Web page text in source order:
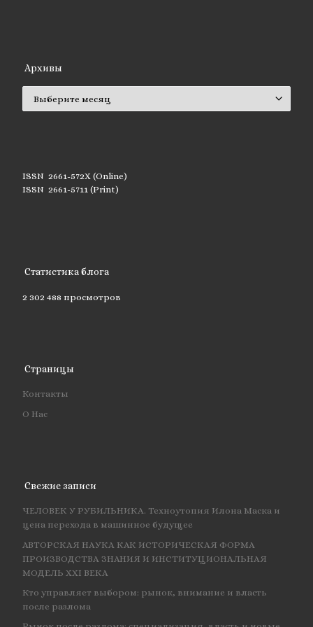
Архивы
ISSN 2661-572X (Online)
ISSN 2661-5711 (Print)
Статистика блога
2 302 488 просмотров
Страницы
Контакты
О Нас
Свежие записи
ЧЕЛОВЕК У РУБИЛЬНИКА. Техноутопия Илона Маска и
цена перехода в машинное будущее
АВТОРСКАЯ НАУКА КАК ИСТОРИЧЕСКАЯ ФОРМА
ПРОИЗВОДСТВА ЗНАНИЯ И ИНСТИТУЦИОНАЛЬНАЯ
МОДЕЛЬ XXI ВЕКА
Кто управляет выбором: рынок, внимание и власть
после разлома